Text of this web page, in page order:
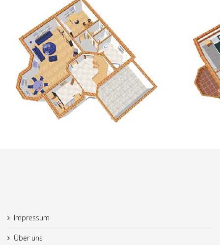
Impressum
Über uns